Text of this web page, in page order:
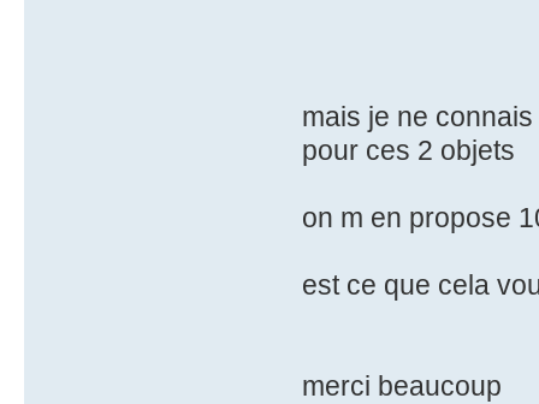
mais je ne
pour ces 2 objets
on m en propose
est ce que cela
merci beaucoup